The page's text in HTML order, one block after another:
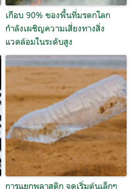
เกือบ 90% ของพื้นที่มรดกโลก
กำลังเผชิญความเสี่ยงทางสิ่ง
แวดล้อมในระดับสูง
การแยกพลาสติก จุดเริ่มต้นเล็กๆ